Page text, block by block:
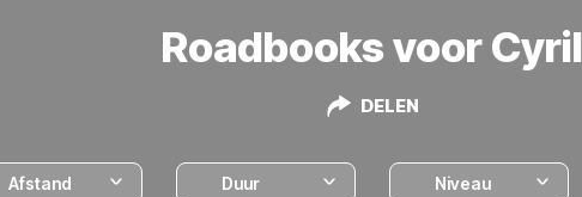
Roadbooks voor Cyril
DELEN
Afstand Duur Niveau